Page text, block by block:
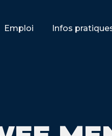
Emploi Infos